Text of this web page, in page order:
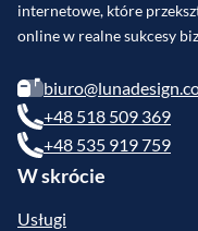
internetowe, które
online w realne sukcesy
+48 518 509 369
+48 535 919 759
W skrócie
Usługi